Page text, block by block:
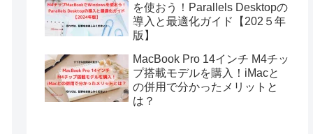
を使おう！Parallels Desktopの
導入と最適化ガイド【202５年
版】
MacBook Pro 14インチ M4チッ
プ搭載モデルを購入！iMacと
の併用で分かったメリットと
は？